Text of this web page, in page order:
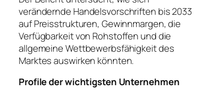
verändernde Handelsvorschriften bis 2033
auf Preisstrukturen, Gewinnmargen, die
Verfügbarkeit von Rohstoffen und die
allgemeine Wettbewerbsfähigkeit des
Marktes auswirken könnten.
Profile der wichtigsten Unternehmen